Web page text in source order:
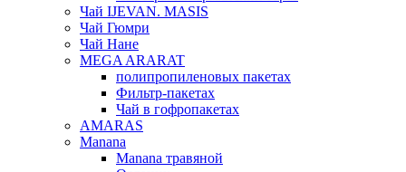
Чай IJEVAN. MASIS
Чай Гюмри
Чай Нане
MEGA ARARAT
полипропиленовых пакетах
Фильтр-пакетах
Чай в гофропакетах
AMARAS
Manana
Manana травяной